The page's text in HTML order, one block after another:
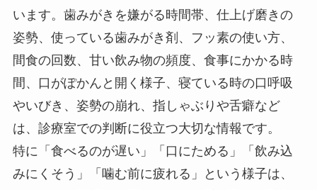
います。歯みがきを嫌がる時間帯、仕上げ磨きの
姿勢、使っている歯みがき剤、フッ素の使い方、
間食の回数、甘い飲み物の頻度、食事にかかる時
間、口がぽかんと開く様子、寝ている時の口呼吸
やいびき、姿勢の崩れ、指しゃぶりや舌癖など
は、診療室での判断に役立つ大切な情報です。
特に「食べるのが遅い」「口にためる」「飲み込
みにくそう」「噛む前に疲れる」という様子は、